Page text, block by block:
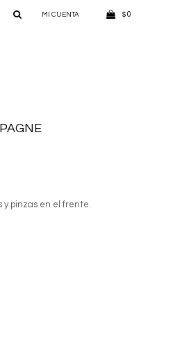
$ 0
y pinzas en el frente.